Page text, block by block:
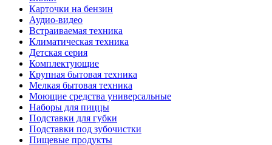
Карточки на бензин
Аудио-видео
Встраиваемая техника
Климатическая техника
Детская серия
Комплектующие
Крупная бытовая техника
Мелкая бытовая техника
Моющие средства универсальные
Наборы для пиццы
Подставки для губки
Подставки под зубочистки
Пищевые продукты